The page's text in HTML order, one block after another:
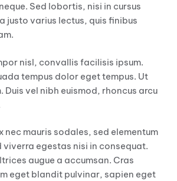
Sed lobortis, nisi in cursus
justo varius lectus, quis finibus
nisl, convallis facilisis ipsum.
tempus dolor eget tempus. Ut
Duis vel nibh euismod, rhoncus arcu
nec mauris sodales, sed elementum
viverra egestas nisi in consequat.
augue a accumsan. Cras
eget blandit pulvinar, sapien eget